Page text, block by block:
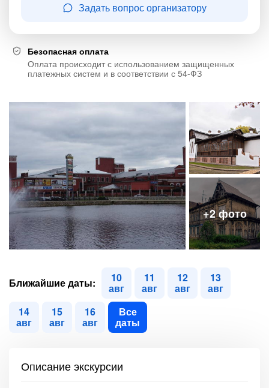
Задать вопрос организатору
Безопасная оплата
Оплата происходит с использованием защищенных
платежных систем и в соответствии с 54-ФЗ
Ближайшие даты: 10
авг
11
авг
12
авг
13
авг
14
авг
15
авг
16
авг
Все
даты
Описание экскурсии